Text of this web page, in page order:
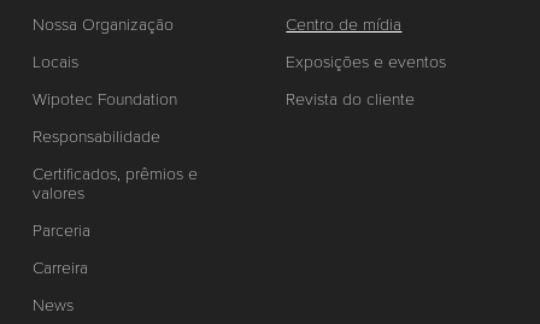
Nossa Organização
Locais
Wipotec Foundation
Responsabilidade
Certificados, prêmios e
valores
Parceria
Carreira
News
Centro de mídia
Exposições e eventos
Revista do cliente